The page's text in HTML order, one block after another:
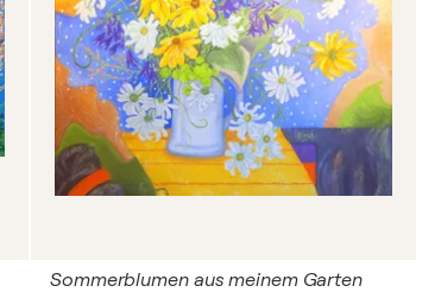
Sommerblumen aus meinem Garten